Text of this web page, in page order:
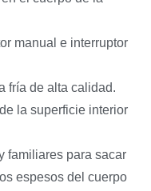
manual e interruptor
fría de alta calidad.
la superficie interior
familiares para sacar
espesos del cuerpo